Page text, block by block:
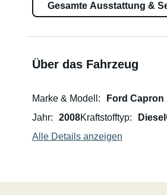
Gesamte Ausstattung &
Über das Fahrzeug
Marke & Modell
Ford Capron
Jahr
2008Kraftstofftyp Diesel
Alle Details anzeigen